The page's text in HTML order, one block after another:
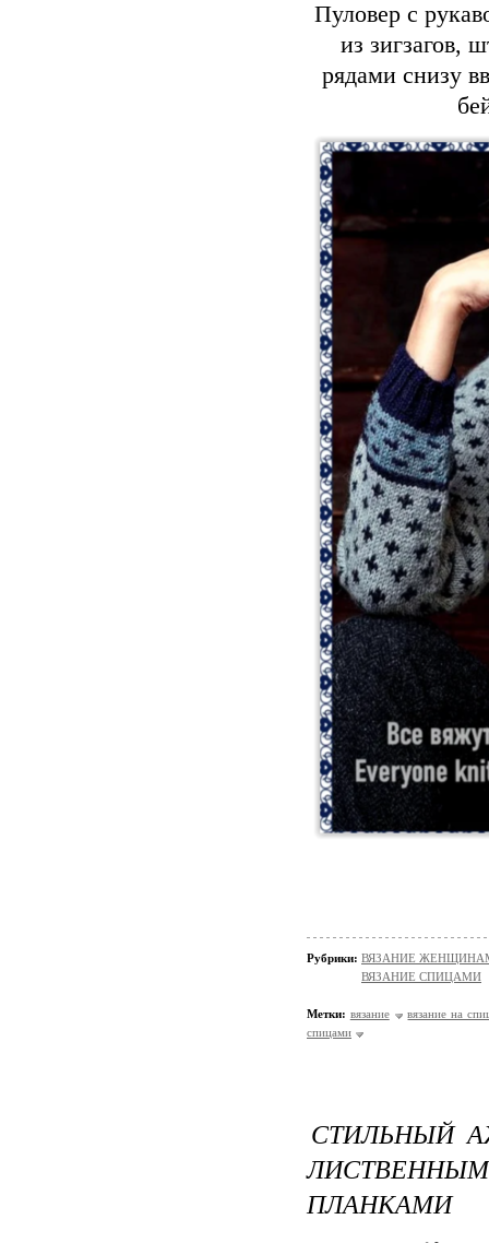
Пуловер с
из зигзагов,
рядами снизу
Рубрики: ВЯЗАНИЕ ЖЕНЩИНАМ/
ВЯЗАНИЕ СПИЦАМИ
Метки: вязание
вязание на
спицами
СТИЛЬНЫЙ
ПЛАНКАМИ